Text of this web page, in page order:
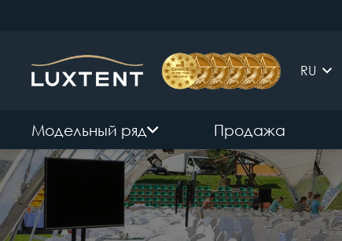
RU
Модельный ряд Продажа